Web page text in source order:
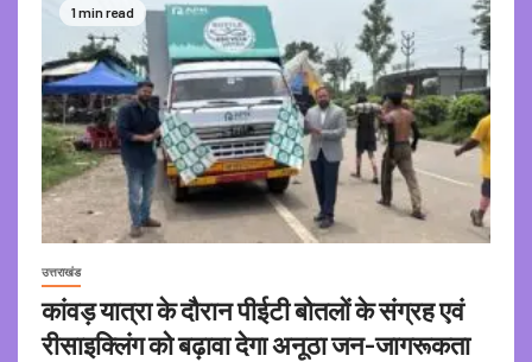
1 min read
उत्तराखंड
कांवड़ यात्रा के दौरान पीईटी बोतलों के संग्रह एवं
रीसाइक्लिंग को बढ़ावा देगा अनूठा जन-जागरूकता